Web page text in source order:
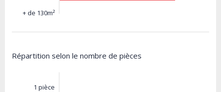
+ de 130m²
Répartition selon le nombre de pièces
1 pièce